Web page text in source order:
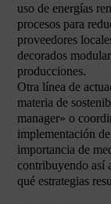
uso de energías
procesos para
proveedores
decorados
producciones.
Otra línea de
materia de
manager» o
implementación
importancia de
contribuyendo así
qué estrategias